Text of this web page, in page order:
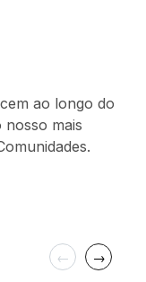
ao longo do
nosso mais
← →